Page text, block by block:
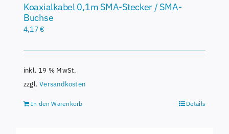
Koaxialkabel 0,1m SMA-Stecker / SMA-
Buchse
4,17€
inkl. 19 % MwSt.
zzgl.Versandkosten
In den Warenkorb Details